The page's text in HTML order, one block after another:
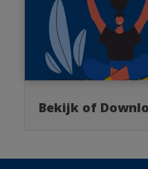
Bekijk of